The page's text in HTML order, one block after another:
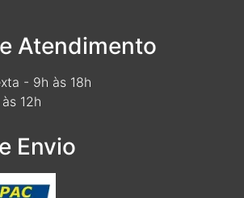
Atendimento
- 9h às 18h
12h
Envio